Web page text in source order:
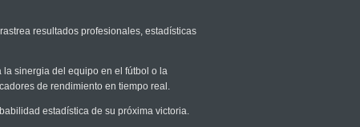
resultados profesionales, estadísticas
la sinergia del equipo en el fútbol o la
de rendimiento en tiempo real.
estadística de su próxima victoria.